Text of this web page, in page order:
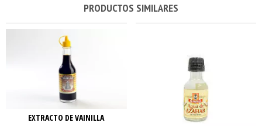
PRODUCTOS SIMILARES
EXTRACTO DE VAINILLA